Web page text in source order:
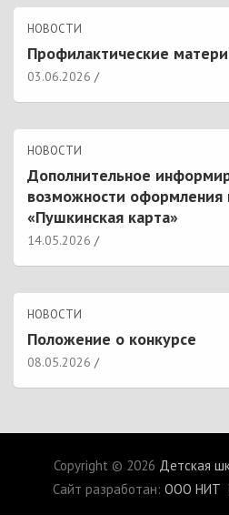
НОВОСТИ
Профилактические
03.06.2026
НОВОСТИ
Дополнительное
возможности
«Пушкинская карта»
14.05.2026
НОВОСТИ
Положение о конкурсе
08.05.2026
Copyright © 2026 Детская
Сайт разработан: ООО НИТ